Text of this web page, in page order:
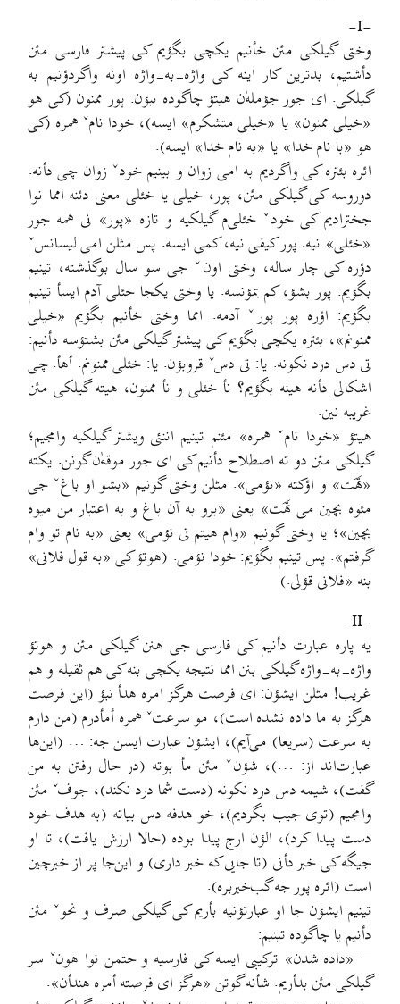
-I-
وختی گیلکی مئن خأنیم یکچی بگؤیم کی پیشتر فارسی مئن
دأشتیم، بدترین کار اینه کی واژه-به-واژه اونه واگردؤنیم به
گیلکی. ای جور جؤمله‌ٰن هیتؤ چاگوده ببؤن: پور ممنون (کی هو
«خیلی ممنون» یا «خیلی متشکرم» ایسه)، خودا نامˇ همره (کی
هو «با نام خدا» یا «به نام خدا» ایسه).
ائره بئتره کی واگردیم به امی زوان و بینیم خودˇ زوان چی دأنه.
دوروسه کی گیلکی مئن، پور، خیلی یا خئلی معنی دئنه امما نوا
جخترادیم کی خودˇ خئلی‌م گیلکیه و تازه «پور» نی همه جور
«خئلی» نیه. پور کیفی نیه، کمی ایسه. پس مثلن امی لیسانسˇ
دؤره کی چار ساله، وختی اونˇ جی سو سال بوگذشته، تینیم
بگؤیم: پور بشؤ، کم بمؤنسه. یا وختی یکجا خئلی آدم ایسأ تینیم
بگؤیم: اؤره پور پورˇ آدمه. امما وختی خأنیم بگؤیم «خیلی
ممنونم»، بئتره یکچی بگؤیم کی پیشتر گیلکی مئن بشتؤسه دأنیم:
تی دس درد نکونه. یا: تی دسˇ قروبؤن. یا: خئلی ممنونم. أهأ. چی
اشکالی دأنه هینه بگؤیم؟ نأ خئلی و نأ ممنون، هیته گیلکی مئن
غریبه نین.
هیتؤ «خودا نامˇ همره» مئنم تینیم اننئی ویشتر گیلکیه وامجیم؛
گیلکی مئن دو ته اصطلاح دأنیم کی ای جور موقه‌ٰن گونن. یکته
«تَهَت» و اؤکته «نؤمی». مثلن وختی گونیم «بشو او باغˇ جی
مئوه بچین می تَهَت» یعنی «برو به آن باغ و به اعتبار من میوه
بچین»؛ یا وختی گونیم «وام هیتم تی نؤمی» یعنی «به نام تو وام
گرفتم». پس تینیم بگؤیم: خودا نؤمی. (هوتؤ کی «به قول فلانی»
بنه «فلانی قؤلی.)
-II-
یه پاره عبارت دأنیم کی فارسی جی هنن گیلکی مئن و هوتؤ
واژه-به-واژه گیلکی بنن امما نتیجه یکچی بنه کی هم ثقیله و هم
غریب! مثلن ایشؤن: ای فرصت هرگز امره هدأ نبؤ (این فرصت
هرگز به ما داده نشده است)، مو سرعتˇ همره أمأدرم (من دارم
به سرعت (سریعا) می‌آیم)، ایشؤن عبارت ایسن جه: … (این‌ها
عبارت‌اند از: …)، شؤنˇ مئن مأ بوته (در حال رفتن به من
گفت)، شیمه دس درد نکونه (دست شما درد نکند)، جوفˇ مئن
وامجیم (توی جیب بگردیم)، خو هدفه دس بیاته (به هدف خود
دست پیدا کرد)، الؤن ارج پیدا بوده (حالا ارزش یافت)، تا او
جیگه کی خبر دأنی (تا جایی که خبر داری) و این‌جا پر از خبرچین
است (ائره پور جه گب‌خبربره).
تینیم ایشؤن جا او عبارتؤنیه بأریم کی گیلکی صرف و نحوˇ مئن
دأنیم یا چاگوده تینیم:
– «داده شدن» ترکیبی ایسه کی فارسیه و حتمن نوا هونˇ سر
گیلکی مئن بدأریم. شأنه گوتن «هرگز ای فرصته أمره هندأن».